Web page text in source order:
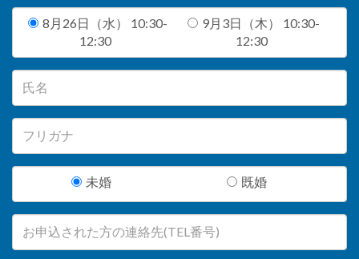
8月26日（水） 10:30-
12:30
9月3日（木） 10:30-
12:30
未婚 既婚